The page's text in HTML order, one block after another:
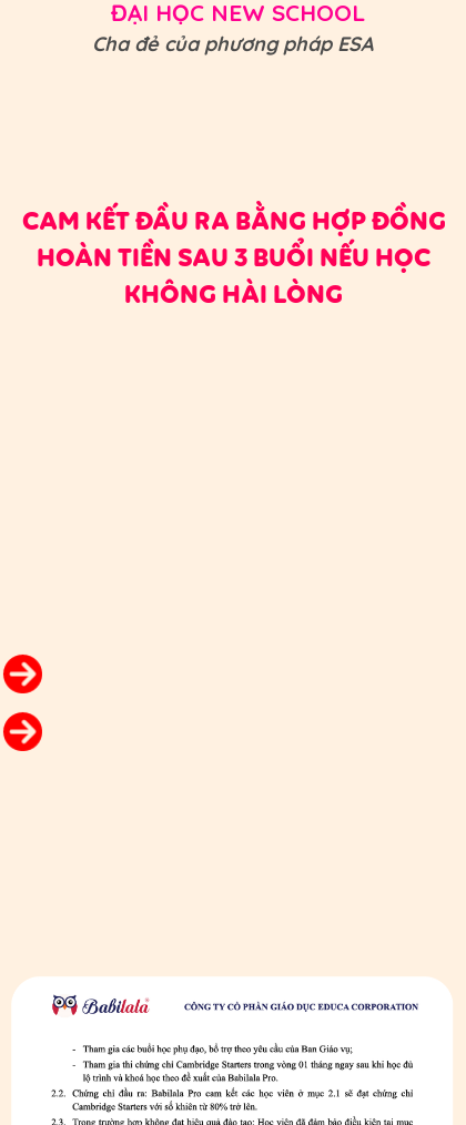
ĐẠI HỌC NEW SCHOOL
Cha đẻ của phương pháp ESA
CAM KẾT ĐẦU RA BẰNG HỢP ĐỒNG
HOÀN TIỀN SAU 3 BUỔI NẾU HỌC
KHÔNG HÀI LÒNG